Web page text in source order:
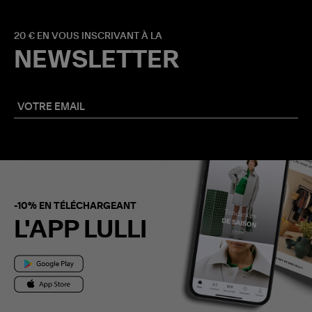
20 € EN VOUS INSCRIVANT À LA
NEWSLETTER
-10% EN TÉLÉCHARGEANT
L'APP LULLI